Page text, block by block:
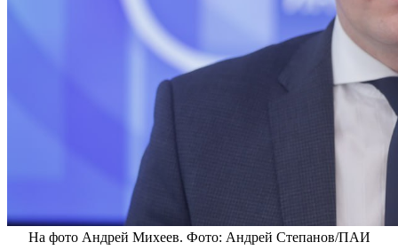
На фото Андрей Михеев. Фото: Андрей Степанов/ПАИ